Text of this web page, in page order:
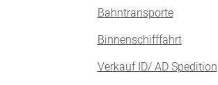
Bahntransporte
Binnenschifffahrt
Verkauf ID/ AD Spedition